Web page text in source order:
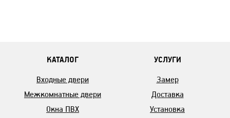
КАТАЛОГ
Входные двери
Межкомнатные двери
Окна ПВХ
УСЛУГИ
Замер
Доставка
Установка